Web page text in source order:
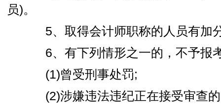
员)。
5、取得会计师职称的人员有加
6、有下列情形之一的，不予报
(1)曾受刑事处罚;
(2)涉嫌违法违纪正在接受审查